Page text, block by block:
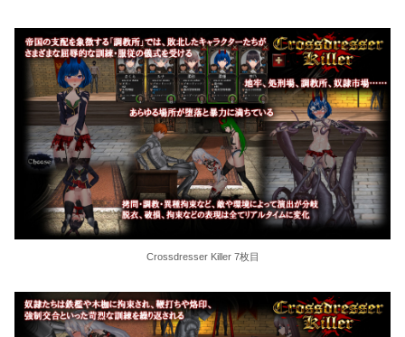
Crossdresser Killer 7枚目